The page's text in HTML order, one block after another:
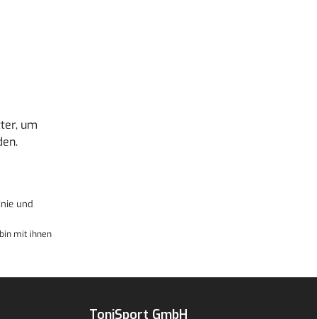
um
und
mit ihnen
ToniSport GmbH